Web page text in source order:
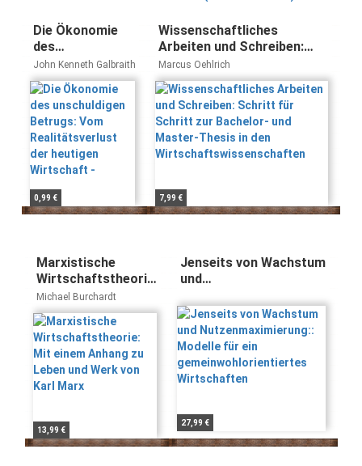
Die Ökonomie
des
unschuldigen
Betrugs: Vom
Realitätsverlust
der heutigen
Wirtschaft -
John Kenneth Galbraith
0,99 €
Wissenschaftliches
Arbeiten und Schreiben:
Schritt für Schritt zur
Bachelor- und Master-
Thesis in den
Wirtschaftswissenschaften
Marcus Oehlrich
7,99 €
Marxistische
Wirtschaftstheorie:
Mit einem Anhang
zu Leben und Werk
von Karl Marx
Michael Burchardt
13,99 €
Jenseits von Wachstum
und
Modelle für ein
gemeinwohlorientiertes
Wirtschaften
27,99 €